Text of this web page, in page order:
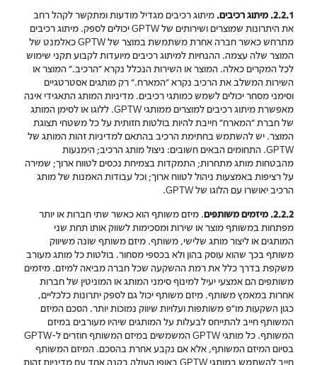
2.2.1. מיתוג רכיבים.
מיתוג רכיבים מגדיל מודעות ומתקשר לקהל רחב
את היתרונות שמוצרים ושירותים של GPTW יכולים לספק. מיתוג רכיבים
מתרחש כאשר חברה אחרת משתמשת במוצר של GPTW כאלמנט של
המוצר שלה עצמה. ההנחיות למיתוג רכיבים מיועדות לקבוע תקני שימוש
לכל המקרים כאלה. המוצר או השירות הנכלל נקרא "הרכיב." המוצר או
השירות המשלב את הרכיב נקרא "המארח." רק מותגים אסטרטגיים
וסימני מסחר יכולים לשמש כמותגי רכיבים. מדיניות המותג התאגידי אינה
מאפשרת מיתוג רכיבים למוצרים ממותגי GPTW. ללוגו או לסימן המותג
של חברת "המארח" חייבת להיות בולטות חזותית על כל משטחי תצוגת
המוצר. יש להשתמש בחתימת הרכיב בהתאם למדיניות זהות המותג של
GPTW. התחומים הבאים חשובים: ניצול מותג הרכיב; הימנעות
מהבטחות מותג מתחרות; התמקדות בצמיחת נכסים לטווח ארוך; שמירה
על רציפות באמצעות ניהול לטווח ארוך; וכל עבודות האמנות של מותג
הרכיב יאושרו עם הלוגו של GPTW.
2.2.2. מיזמים משותפים
. מיזם משותף הוא כאשר שתי חברות או יותר
מפתחות במשותף מוצר או שירות ומסכימות לשווק אותו תחת שני
המותגים או ליצור מותג שלישי, משותף. מיזם משותף שונה משיווק
משותף בכך שהוא עוסק בהון ולא בכספי מסחור. בולטות כל מותג מעורב
משקפת בדרך כלל את רמת ההשקעה שכל חברה מביאה למיזם. מיזמים
משותפים הם אמצעי יעיל למינוף סימני המותג או המוניטין של חברות
אחרות במאמץ משותף. מיזם משותף יכול גם לספק יתרונות כלכליים,
כגון השקעות מו"פ משותפות ועלויות שיווק נמוכות יותר. הסכם המיזם
המשותף חייב להתייחס לבעלות על המותגים שיהיו מעורבים במיזם
המשותף. כל מותגי GPTW המשמשים במיזם המשותף חוזרים ל-GPTW
בסיום המיזם המשותף, אלא אם נקבע אחרת בהסכם. המיזם המשותף
חייב להשתמש במותגי GPTW באופן העולה בקנה אחד עם מדיניות זהות